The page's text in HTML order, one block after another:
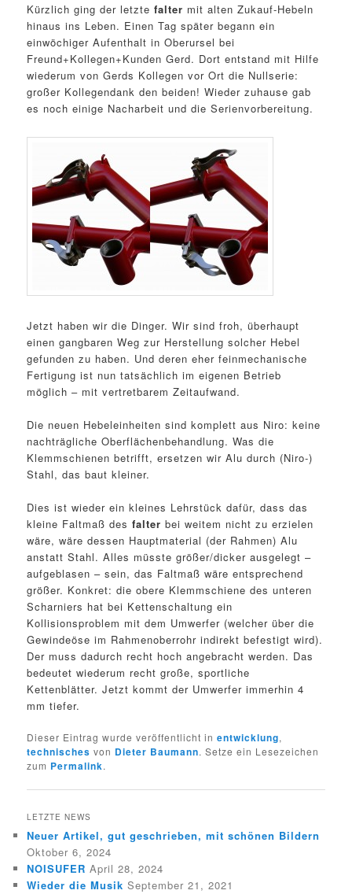
Kürzlich ging der letztefalter mit alten Zukauf-Hebeln
hinaus ins Leben. Einen Tag später begann ein
einwöchiger Aufenthalt in Oberursel bei
Freund+Kollegen+Kunden Gerd. Dort entstand mit Hilfe
wiederum von Gerds Kollegen vor Ort die Nullserie:
großer Kollegendank den beiden! Wieder zuhause gab
es noch einige Nacharbeit und die Serienvorbereitung.
Jetzt haben wir die Dinger. Wir sind froh, überhaupt
einen gangbaren Weg zur Herstellung solcher Hebel
gefunden zu haben. Und deren eher feinmechanische
Fertigung ist nun tatsächlich im eigenen Betrieb
möglich – mit vertretbarem Zeitaufwand.
Die neuen Hebeleinheiten sind komplett aus Niro: keine
nachträgliche Oberflächenbehandlung. Was die
Klemmschienen betrifft, ersetzen wir Alu durch (Niro-)
Stahl, das baut kleiner.
Dies ist wieder ein kleines Lehrstück dafür, dass das
kleine Faltmaß desfalter bei weitem nicht zu erzielen
wäre, wäre dessen Hauptmaterial (der Rahmen) Alu
anstatt Stahl. Alles müsste größer/dicker ausgelegt –
aufgeblasen – sein, das Faltmaß wäre entsprechend
größer. Konkret: die obere Klemmschiene des unteren
Scharniers hat bei Kettenschaltung ein
Kollisionsproblem mit dem Umwerfer (welcher über die
Gewindeöse im Rahmenoberrohr indirekt befestigt wird).
Der muss dadurch recht hoch angebracht werden. Das
bedeutet wiederum recht große, sportliche
Kettenblätter. Jetzt kommt der Umwerfer immerhin 4
mm tiefer.
Dieser Eintrag wurde veröffentlicht inentwicklung,
technisches von Dieter Baumann. Setze ein Lesezeichen
zum Permalink.
LETZTE NEWS
Neuer Artikel, gut geschrieben, mit schönen Bildern
Oktober 6, 2024
NOISUFER April 28, 2024
Wieder die Musik September 21, 2021